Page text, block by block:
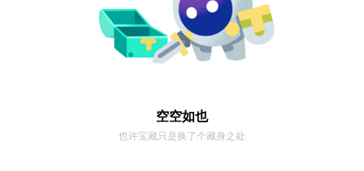
空空如也
也许宝藏只是换了个藏身之处